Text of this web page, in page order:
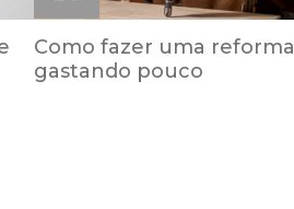
Como fazer uma reforma
gastando pouco